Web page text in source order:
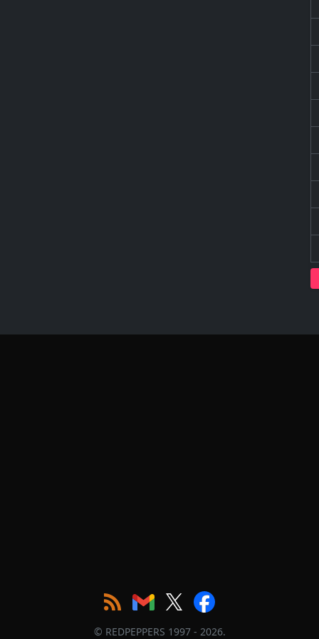
© REDPEPPERS 1997 - 2026.